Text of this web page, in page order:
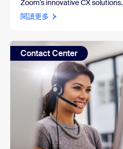
Zoom's innovative CX solutions.
閱讀更多
Contact Center